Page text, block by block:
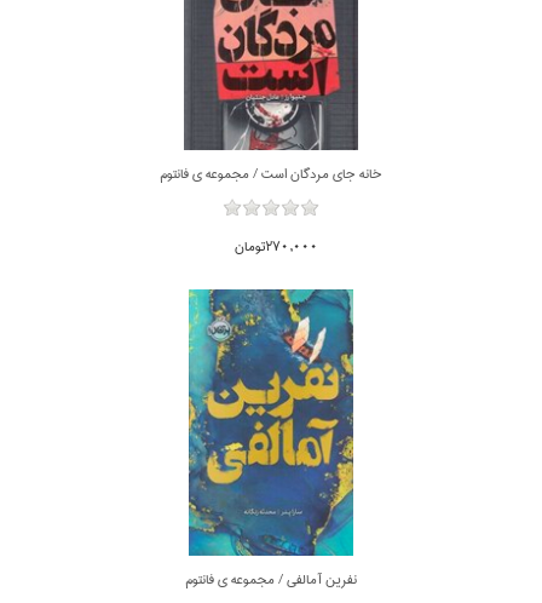
خانه جاي مردگان است / مجموعه ي فانتوم
270,000تومان
نفرين آمالفي / مجموعه ي فانتوم
ناموجود